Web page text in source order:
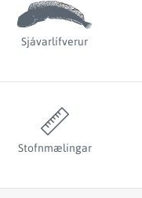
Sjávarlífverur
Stofnmælingar